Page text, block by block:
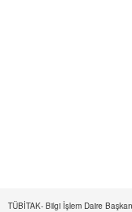
TÜBİTAK- Bilgi İşlem Daire